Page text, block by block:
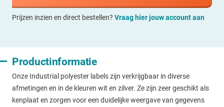
Prijzen inzien en direct bestellen? Vraag hier jouw account aan
Productinformatie
Onze Industrial polyester labels zijn verkrijgbaar in diverse
afmetingen en in de kleuren wit en zilver. Ze zijn zeer geschikt als
kenplaat en zorgen voor een duidelijke weergave van gegevens